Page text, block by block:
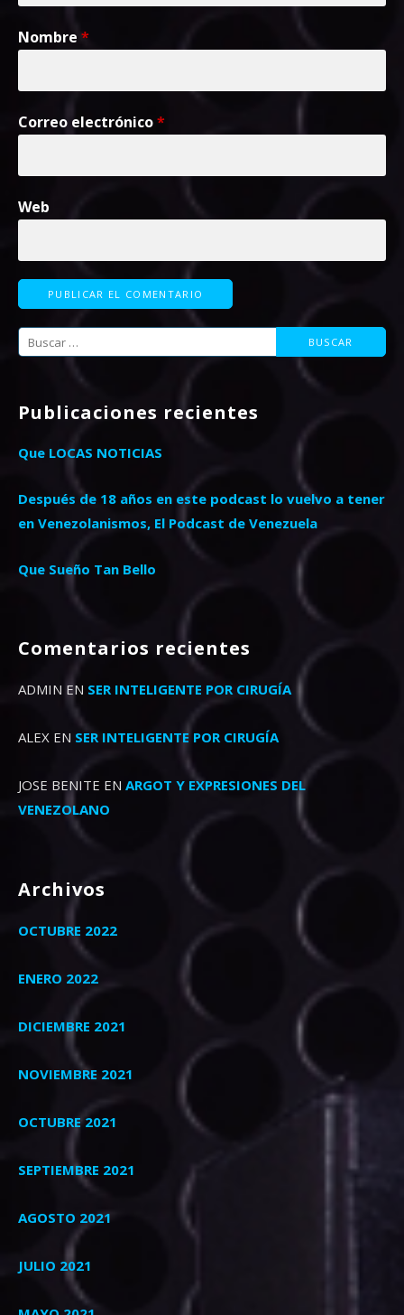
Nombre *
Correo electrónico*
Web
Buscar:
Publicaciones recientes
Que LOCAS NOTICIAS
Después de 18 años en este podcast lo vuelvo a tener
en Venezolanismos, El Podcast de Venezuela
Que Sueño Tan Bello
Comentarios recientes
ADMIN EN SER INTELIGENTE POR CIRUGÍA
ALEX EN SER INTELIGENTE POR CIRUGÍA
JOSE BENITE EN ARGOT Y EXPRESIONES DEL
VENEZOLANO
Archivos
OCTUBRE 2022
ENERO 2022
DICIEMBRE 2021
NOVIEMBRE 2021
OCTUBRE 2021
SEPTIEMBRE 2021
AGOSTO 2021
JULIO 2021